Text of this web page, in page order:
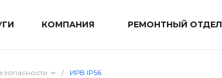
КОМПАНИЯ РЕМОНТНЫЙ ОТДЕЛ
/ ИРВ IP56